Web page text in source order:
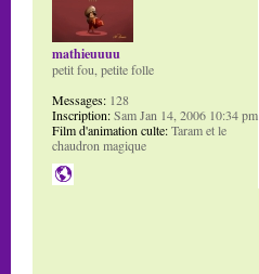
mathieuuuu
petit fou, petite folle
Messages: 128
Inscription:Sam Jan 14, 2006 10:34 pm
Film d'animation culte:Taram et le
chaudron magique